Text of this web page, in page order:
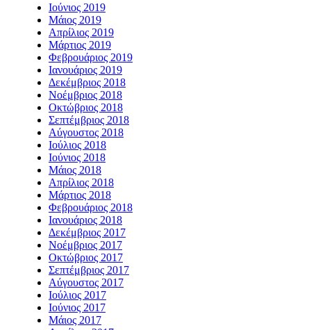
Ιούνιος 2019
Μάιος 2019
Απρίλιος 2019
Μάρτιος 2019
Φεβρουάριος 2019
Ιανουάριος 2019
Δεκέμβριος 2018
Νοέμβριος 2018
Οκτώβριος 2018
Σεπτέμβριος 2018
Αύγουστος 2018
Ιούλιος 2018
Ιούνιος 2018
Μάιος 2018
Απρίλιος 2018
Μάρτιος 2018
Φεβρουάριος 2018
Ιανουάριος 2018
Δεκέμβριος 2017
Νοέμβριος 2017
Οκτώβριος 2017
Σεπτέμβριος 2017
Αύγουστος 2017
Ιούλιος 2017
Ιούνιος 2017
Μάιος 2017